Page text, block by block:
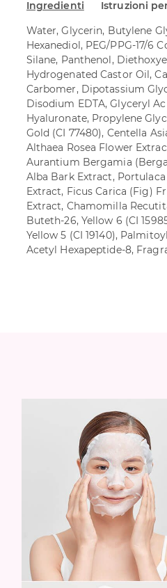
Ingredienti
Istruzioni
Water, Glycerin, Butylene
Hexanediol, PEG/PPG-17/6
Silane, Panthenol,
Hydrogenated Castor Oil,
Carbomer, Dipotassium
Disodium EDTA, Glyceryl
Hyaluronate, Propylene
Gold (CI 77480), Centella
Althaea Rosea Flower
Aurantium Bergamia
Alba Bark Extract,
Extract, Ficus Carica (Fig)
Extract, Chamomilla
Buteth-26, Yellow 6 (CI
Yellow 5 (CI 19140),
Acetyl Hexapeptide-8,